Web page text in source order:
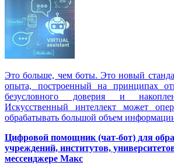
Это больше, чем боты. Это новый
опыта, построенный на принципах
безусловного доверия и
Искусственный интеллект может
обрабатывать большой объем
Цифровой помощник (чат-бот) для
учреждений, институтов,
мессенджере Макс